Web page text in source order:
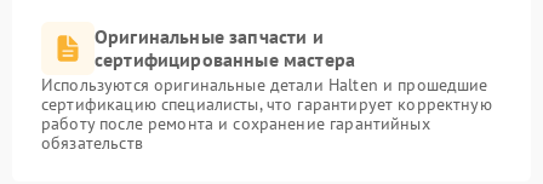
Оригинальные запчасти и
сертифицированные мастера
Используются оригинальные детали Halten и прошедшие
сертификацию специалисты, что гарантирует корректную
работу после ремонта и сохранение гарантийных
обязательств